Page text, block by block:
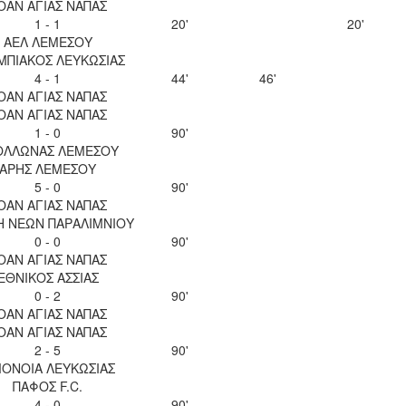
ΑΓΙΑΣ ΝΑΠΑΣ
1 - 1
ΑΕΛ ΛΕΜΕΣΟΥ
20'
20'
ΛΕΥΚΩΣΙΑΣ
4 - 1
ΑΓΙΑΣ ΝΑΠΑΣ
44' 46'
ΑΓΙΑΣ ΝΑΠΑΣ
1 - 0
ΛΕΜΕΣΟΥ
90'
ΑΡΗΣ ΛΕΜΕΣΟΥ
5 - 0
ΑΓΙΑΣ ΝΑΠΑΣ
90'
ΝΕΩΝ ΠΑΡΑΛΙΜΝΙΟΥ
0 - 0
ΑΓΙΑΣ ΝΑΠΑΣ
90'
ΑΣΣΙΑΣ
0 - 2
ΑΓΙΑΣ ΝΑΠΑΣ
90'
ΑΓΙΑΣ ΝΑΠΑΣ
2 - 5
ΛΕΥΚΩΣΙΑΣ
90'
ΠΑΦΟΣ F.C.